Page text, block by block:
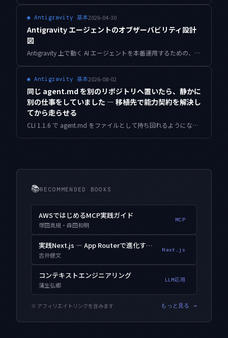
◉ Antigravity 基本2026-04-30
Antigravity エージェントのオブザーバビリティ設計
図
Antigravity 上で動く AI エージェントを本番運用するための、オブザーバビリティ設計の決定版ガイド。トレース・メトリクス・ログを統合した実用的なフレームワークを提示します。
◉ Antigravity 基本2026-08-02
同じ agent.md を別のリポジトリへ置いたら、静かに
別の仕事をしていました — 移植先で能力契約を解決し
てから走らせる
CLI 1.1.6 で agent.md をファイルとして持ち回れるようになりました。同じ定義を8つのリポジトリへ置き、走らせる前に前提が揃っているかを解決する仕組みを実装し、素朴な確認器との差を実測しています。
📚RECOMMENDED BOOKS
AWSではじめるMCP実践ガイド
塚田真規・森田和明
MCP
実践Next.js — App Routerで進化するWebアプリ開発
吉井健文
Next.js
コンテキストエンジニアリング
蒲生弘郷
LLM応用
※ アフィリエイトリンクを含みます もっと見る →